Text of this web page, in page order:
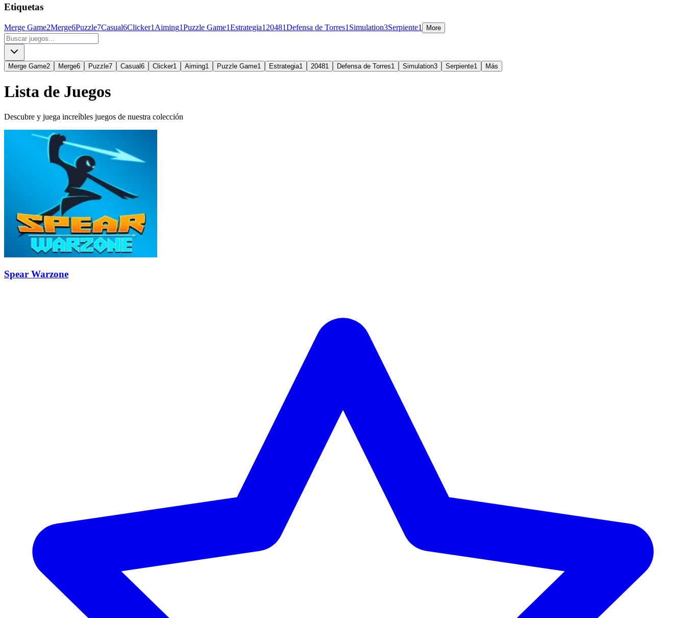
Etiquetas
Merge Game2Merge6Puzzle7Casual6Clicker1 Aiming1Puzzle Game1Estrategia1 20481Defensa de Torres1 Simulation3Serpiente1 More
Merge Game2 Merge6 Puzzle7 Casual 6 Clicker1 Aiming1 Puzzle Game1 Estrategia1 20481 Defensa de Torres1 Simulation3 Serpiente1 Más
Lista de Juegos
Descubre y juega increíbles juegos de nuestra colección
Spear Warzone